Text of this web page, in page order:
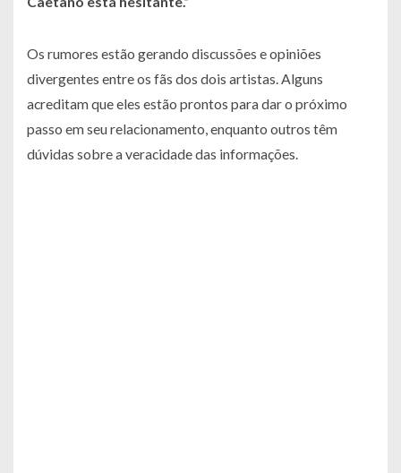
Os rumores estão gerando discussões e opiniões
divergentes entre os fãs dos dois artistas. Alguns
acreditam que eles estão prontos para dar o próximo
passo em seu relacionamento, enquanto outros têm
dúvidas sobre a veracidade das informações.